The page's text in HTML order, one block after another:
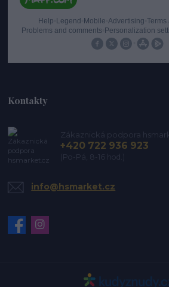
Kontakty
Zákaznická podpora
+420 722 936 923
(Po-Pá, 8-16 hod.)
info@hsmarket.cz